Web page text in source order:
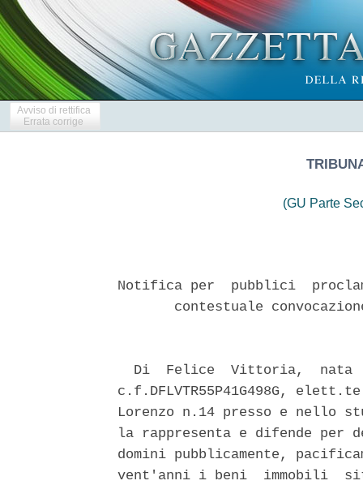
Avviso di rettifica
Errata corrige
(GU Parte
Notifica per  pubblici
contestuale
Di  Felice  Vittoria,  nata
c.f.DFLVTR55P41G498G,
Lorenzo n.14 presso e nello
la rappresenta e difende
domini pubblicamente,
vent'anni i beni  immobili